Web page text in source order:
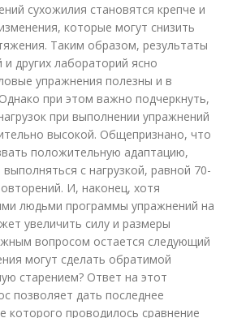
сухожилия становятся крепче и
которые могут снизить
Таким образом, результаты
других лабораторий ясно
упражнения полезны и в
при этом важно подчеркнуть,
при выполнении упражнений
высокой. Общепризнано, что
положительную адаптацию,
с нагрузкой, равной 70-
И, наконец, хотя
людьми программы упражнений на
увеличить силу и размеры
вопросом остается следующий
могут сделать обратимой
старением? Ответ на этот
позволяет дать последнее
которого проводилось сравнение